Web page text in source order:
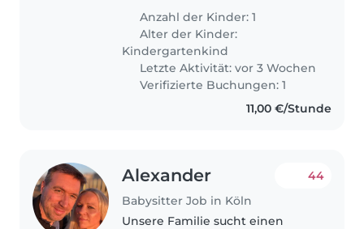
neugieriges und
energiegeladenes 2-jähriges
Kind kümmern kann. Wir
würden gerne jemanden
finden,..
Anzahl der Kinder: 1
Alter der Kinder:
Kindergartenkind
Letzte Aktivität: vor 3 Wochen
Verifizierte Buchungen: 1
11,00 €/Stunde
Alexander
Babysitter Job in Köln
44
Unsere Familie sucht einen